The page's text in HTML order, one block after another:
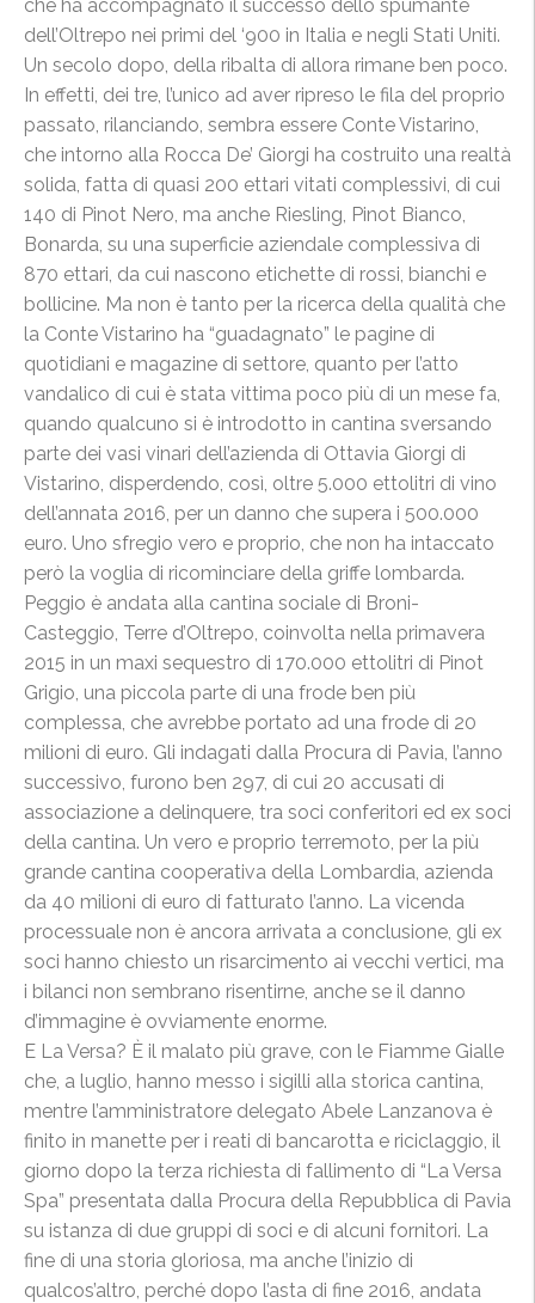
che ha accompagnato il successo dello spumante
dell’Oltrepo nei primi del ‘900 in Italia e negli Stati Uniti.
Un secolo dopo, della ribalta di allora rimane ben poco.
In effetti, dei tre, l’unico ad aver ripreso le fila del proprio
passato, rilanciando, sembra essere Conte Vistarino,
che intorno alla Rocca De’ Giorgi ha costruito una realtà
solida, fatta di quasi 200 ettari vitati complessivi, di cui
140 di Pinot Nero, ma anche Riesling, Pinot Bianco,
Bonarda, su una superficie aziendale complessiva di
870 ettari, da cui nascono etichette di rossi, bianchi e
bollicine. Ma non è tanto per la ricerca della qualità che
la Conte Vistarino ha “guadagnato” le pagine di
quotidiani e magazine di settore, quanto per l’atto
vandalico di cui è stata vittima poco più di un mese fa,
quando qualcuno si è introdotto in cantina sversando
parte dei vasi vinari dell’azienda di Ottavia Giorgi di
Vistarino, disperdendo, così, oltre 5.000 ettolitri di vino
dell’annata 2016, per un danno che supera i 500.000
euro. Uno sfregio vero e proprio, che non ha intaccato
però la voglia di ricominciare della griffe lombarda.
Peggio è andata alla cantina sociale di Broni-
Casteggio, Terre d’Oltrepo, coinvolta nella primavera
2015 in un maxi sequestro di 170.000 ettolitri di Pinot
Grigio, una piccola parte di una frode ben più
complessa, che avrebbe portato ad una frode di 20
milioni di euro. Gli indagati dalla Procura di Pavia, l’anno
successivo, furono ben 297, di cui 20 accusati di
associazione a delinquere, tra soci conferitori ed ex soci
della cantina. Un vero e proprio terremoto, per la più
grande cantina cooperativa della Lombardia, azienda
da 40 milioni di euro di fatturato l’anno. La vicenda
processuale non è ancora arrivata a conclusione, gli ex
soci hanno chiesto un risarcimento ai vecchi vertici, ma
i bilanci non sembrano risentirne, anche se il danno
d’immagine è ovviamente enorme.
E La Versa? È il malato più grave, con le Fiamme Gialle
che, a luglio, hanno messo i sigilli alla storica cantina,
mentre l’amministratore delegato Abele Lanzanova è
finito in manette per i reati di bancarotta e riciclaggio, il
giorno dopo la terza richiesta di fallimento di “La Versa
Spa” presentata dalla Procura della Repubblica di Pavia
su istanza di due gruppi di soci e di alcuni fornitori. La
fine di una storia gloriosa, ma anche l’inizio di
qualcos’altro, perché dopo l’asta di fine 2016, andata